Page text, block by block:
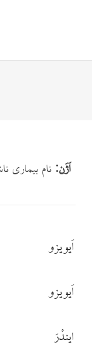
اَژَن: نام بیماری
اَیویزو
اَیویزو
ایندْرَ